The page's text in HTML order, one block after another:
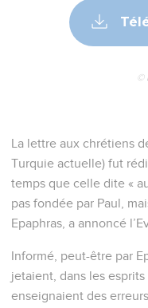
Prière de
Nous remercions
parvenu pour la
que Dieu vous réserve
amour sont fondés sur
La Bonne Nouvelle se
jour où, pour la
grâce de Dieu et avez
véritablement.